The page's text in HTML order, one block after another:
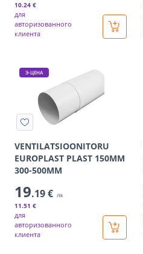
10.24 €
для
авторизованного
клиента
Э-ЦЕНА
VENTILATSIOONITORU
EUROPLAST PLAST 150MM
300-500MM
19.19 € /tk
11.51 €
для
авторизованного
клиента